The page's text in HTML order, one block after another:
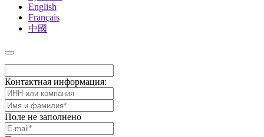
English
Français
中國
Контактная информация:
Поле не заполнено